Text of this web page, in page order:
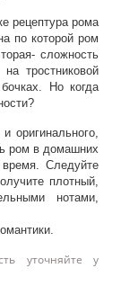
рецептура рома
по которой ром
сложность
тростниковой
Но когда
оригинального,
ром в домашних
Следуйте
плотный,
нотами,
уточняйте у